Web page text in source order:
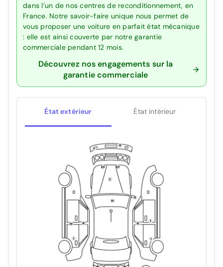
dans l’un de nos centres de reconditionnement, en
France. Notre savoir-faire unique nous permet de
vous proposer une voiture en parfait état mécanique
: elle est ainsi couverte par notre garantie
commerciale pendant 12 mois.
Découvrez nos engagements sur la
garantie commerciale
État extérieur État intérieur